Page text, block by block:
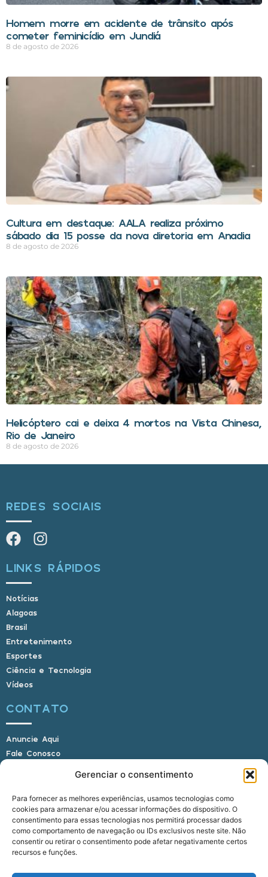
Gerenciar o consentimento
Para fornecer as melhores experiências, usamos tecnologias como
cookies para armazenar e/ou acessar informações do dispositivo. O
consentimento para essas tecnologias nos permitirá processar dados
como comportamento de navegação ou IDs exclusivos neste site. Não
consentir ou retirar o consentimento pode afetar negativamente certos
recursos e funções.
Homem morre em acidente de trânsito após
cometer feminicídio em Jundiá
8 de agosto de 2026
Cultura em destaque: AALA realiza próximo
sábado dia 15 posse da nova diretoria em Anadia
8 de agosto de 2026
Helicóptero cai e deixa 4 mortos na Vista Chinesa,
Rio de Janeiro
8 de agosto de 2026
REDES SOCIAIS
LINKS RÁPIDOS
Notícias
Alagoas
Brasil
Entretenimento
Esportes
Ciência e Tecnologia
Vídeos
CONTATO
Anuncie Aqui
Fale Conosco
E-mail: alagoasbrasilnoticias@gmail.com
Telefone: (82) 9 9691-0391 (Whatsapp)
Responsável Técnico: Crysthyan Carlos
Rua do Sau - Centro - Anadia - AL - CEP: